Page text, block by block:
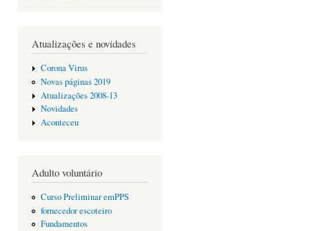
Atualizações e novidades
Corona Virus
Novas páginas 2019
Atualizações 2008-13
Novidades
Aconteceu
Adulto voluntário
Curso Preliminar emPPS
fornecedor escoteiro
Fundamentos